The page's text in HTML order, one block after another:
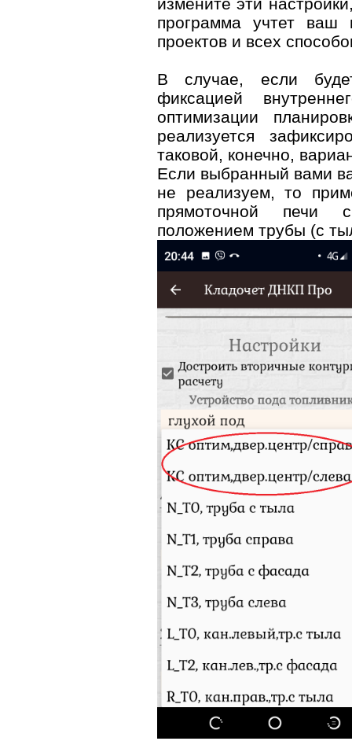
измените эти
программа учтет
проектов и всех
В случае, если
фиксацией
оптимизации
реализуется
таковой, конечно,
Если выбранный вами
не реализуем, то
прямоточной печи
положением трубы (с